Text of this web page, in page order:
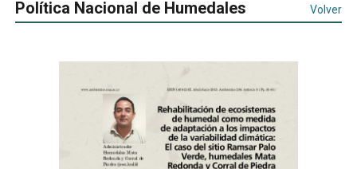
Política Nacional de Humedales Volver